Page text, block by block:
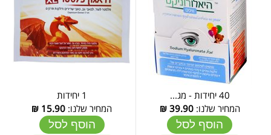
40 יחידות - מג...
המחיר שלנו:39.90
₪
הוסף לסל
1 יחידות
המחיר שלנו: 15.90
₪
הוסף לסל